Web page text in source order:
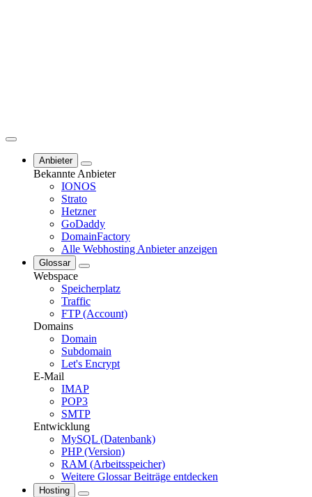
Anbieter
Bekannte Anbieter
IONOS
Strato
Hetzner
GoDaddy
DomainFactory
Alle Webhosting Anbieter anzeigen
Glossar
Webspace
Speicherplatz
Traffic
FTP (Account)
Domains
Domain
Subdomain
Let's Encrypt
E-Mail
IMAP
POP3
SMTP
Entwicklung
MySQL (Datenbank)
PHP (Version)
RAM (Arbeitsspeicher)
Weitere Glossar Beiträge entdecken
Hosting